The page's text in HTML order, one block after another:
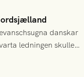
danskar
ledningen skulle
På lika mark visade